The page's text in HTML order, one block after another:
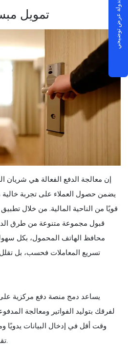
تمويل
إن معالجة الدفع الفعالة هي شريان
يضمن حصول العملاء على تجربة
قويًا من الناحية المالية. من خلال
قبول مجموعة متنوعة من طرق
محافظ الهاتف المحمول، بكل
تسريع المعاملات فحسب، بل
لفرقك بتوليد الفواتير ومعالجة
وقت أقل في إدخال البيانات يدويًا
تقديم خدمة استثنائية لضيوفك.
جدولة عرض توضيحي